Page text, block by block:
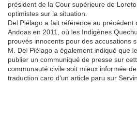
président de la Cour supérieure de
optimistes sur la situation.
Del Piélago a fait référence au précédent
Andoas en 2011, où les Indigènes
prouvés innocents pour des accusations
M. Del Piélago a également indiqué que
publier un communiqué de presse sur
communauté civile soit mieux informée
traduction caro d'un article paru sur